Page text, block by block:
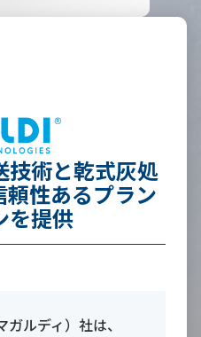
技術と乾式灰処
性あるプラン
を提供
ルディ）社は、